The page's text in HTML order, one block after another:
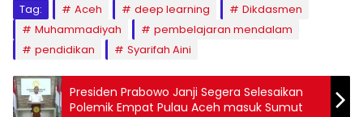
Tag: Aceh deep learning
Dikdasmen
Muhammadiyah
pembelajaran mendalam
pendidikan
Syarifah Aini
Presiden Prabowo Janji Segera Selesaikan
Polemik Empat Pulau Aceh masuk Sumut